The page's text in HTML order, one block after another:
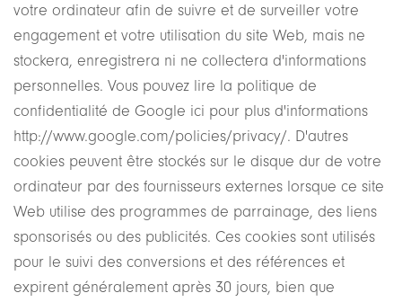
votre ordinateur afin de suivre et de surveiller votre
engagement et votre utilisation du site Web, mais ne
stockera, enregistrera ni ne collectera d'informations
personnelles. Vous pouvez lire la politique de
confidentialité de Google ici pour plus d'informations
http://www.google.com/policies/privacy/. D'autres
cookies peuvent être stockés sur le disque dur de votre
ordinateur par des fournisseurs externes lorsque ce site
Web utilise des programmes de parrainage, des liens
sponsorisés ou des publicités. Ces cookies sont utilisés
pour le suivi des conversions et des références et
expirent généralement après 30 jours, bien que